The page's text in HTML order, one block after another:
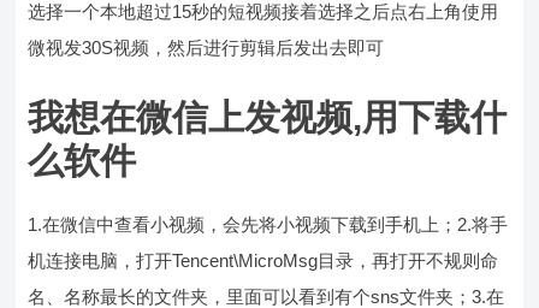
选择一个本地超过15秒的短视频接着选择之后点右上角使用
微视发30S视频，然后进行剪辑后发出去即可
我想在微信上发视频,用下载什
么软件
1.在微信中查看小视频，会先将小视频下载到手机上；2.将手
机连接电脑，打开Tencent\MicroMsg目录，再打开不规则命
名、名称最长的文件夹，里面可以看到有个sns文件夹；3.在